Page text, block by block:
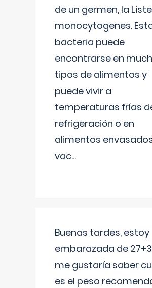
de un germen, la
monocytogenes.
bacteria puede
encontrarse en
tipos de alimentos y
puede vivir a
temperaturas frías
refrigeración o en
alimentos
vac...
Buenas tardes, estoy
embarazada de
me gustaría saber
es el peso